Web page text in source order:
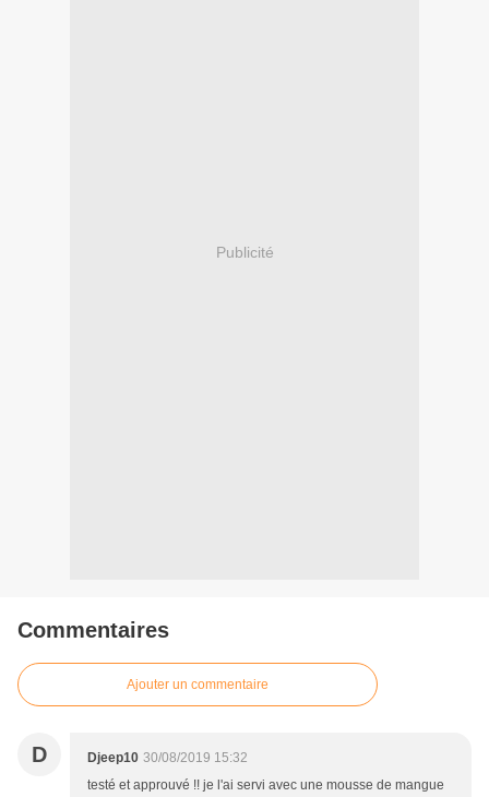
Publicité
Commentaires
Ajouter un commentaire
D Djeep10 30/08/2019 15:32
testé et approuvé !! je l'ai servi avec une mousse de mangue